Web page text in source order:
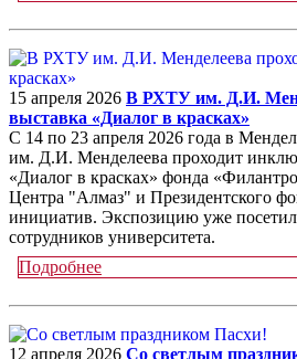
15 апреля 2026 В РХТУ им. Д.И.
выставка «Диалог в красках»
С 14 по 23 апреля 2026 года в
им. Д.И. Менделеева проходит
«Диалог в красках» фонда
Центра "Алмаз" и Президентского
инициатив. Экспозицию уже
сотрудников университета.
Подробнее
12 апреля 2026 Со светлым